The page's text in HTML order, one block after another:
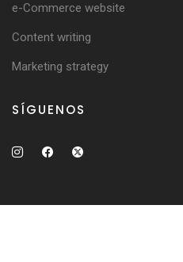
e-Commerce website
Content writing
Marketing strategy
SÍGUENOS